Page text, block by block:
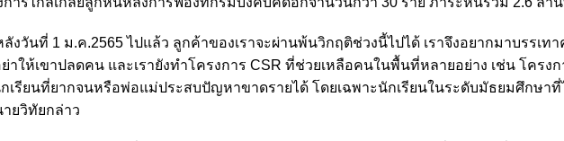
งวันที่ 1 ม.ค.2565 ไปแล้ว ลูกค้าของเราจะผ่านพ้นวิกฤติช่วงนี้ไปได้ เราจึงอยากมาบรรเทา
าให้เขาปลดคน และเรายังทำโครงการ CSR ที่ช่วยเหลือคนในพื้นที่หลายอย่าง เช่น โครง
เรียนที่ยากจนหรือพ่อแม่ประสบปัญหาขาดรายได้ โดยเฉพาะนักเรียนในระดับมัธยมศึกษาที่
ยวิทัยกล่าว